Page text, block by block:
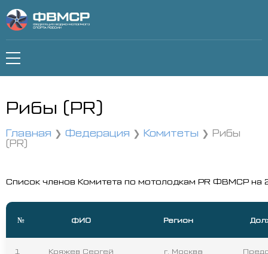
Рибы (PR)
Главная Федерация Комитеты
Рибы
(PR)
Список членов Комитета по мотолодкам PR ФВМСР на
№ ФИО Регион
1
Кряжев Сергей
г. Москва